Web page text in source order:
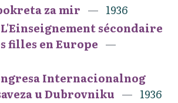
za mir
1936
sécondaire
filles en Europe
Internacionalnog
u Dubrovniku
1936